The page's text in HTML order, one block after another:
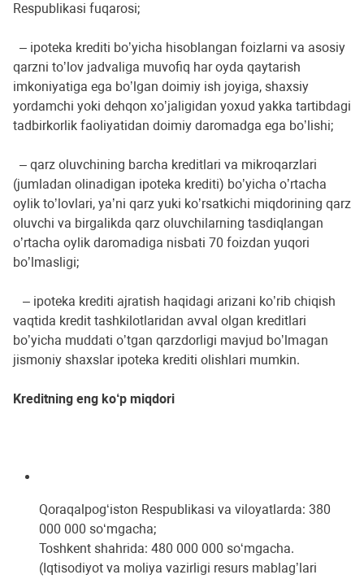
Respublikasi fuqarosi;
– ipoteka krediti boʼyicha hisoblangan foizlarni va asosiy
qarzni toʼlov jadvaliga muvofiq har oyda qaytarish
imkoniyatiga ega boʼlgan doimiy ish joyiga, shaxsiy
yordamchi yoki dehqon xoʼjaligidan yoxud yakka tartibdagi
tadbirkorlik faoliyatidan doimiy daromadga ega boʼlishi;
– qarz oluvchining barcha kreditlari va mikroqarzlari
(jumladan olinadigan ipoteka krediti) boʼyicha oʼrtacha
oylik toʼlovlari, yaʼni qarz yuki koʼrsatkichi miqdorining qarz
oluvchi va birgalikda qarz oluvchilarning tasdiqlangan
oʼrtacha oylik daromadiga nisbati 70 foizdan yuqori
boʼlmasligi;
– ipoteka krediti ajratish haqidagi arizani koʼrib chiqish
vaqtida kredit tashkilotlaridan avval olgan kreditlari
boʼyicha muddati oʼtgan qarzdorligi mavjud boʼlmagan
jismoniy shaxslar ipoteka krediti olishlari mumkin.
Kreditning eng ko‘p miqdori
Qoraqalpog‘iston Respublikasi va viloyatlarda: 380
000 000 so‘mgacha;
Toshkent shahrida: 480 000 000 so‘mgacha.
(Iqtisodiyot va moliya vazirligi resurs mablag’lari